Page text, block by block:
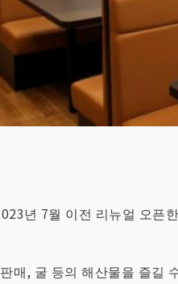
년 7월 이전 리뉴얼 오픈
매, 굴 등의 해산물을 즐길